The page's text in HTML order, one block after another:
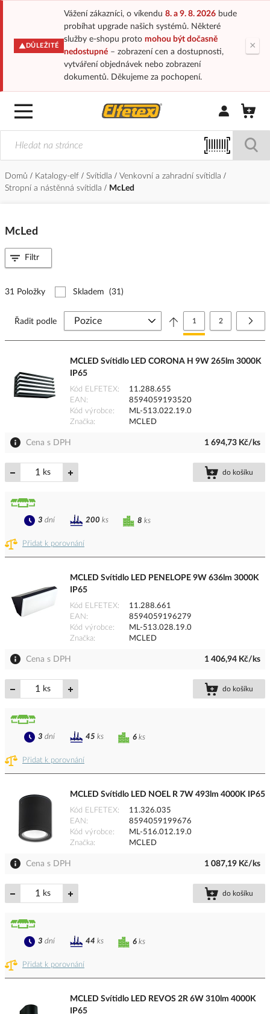
DŮLEŽITÉ
Vážení zákazníci, o víkendu 8. a 9. 8. 2026bude
probíhat upgrade našich systémů. Některé
služby e-shopu proto mohou být dočasně
nedostupné– zobrazení cen a dostupnosti,
vytváření objednávek nebo zobrazení
dokumentů. Děkujeme za pochopení.
×
Přihlásit/
Domů Katalogy-elf Svítidla
Venkovní a zahradní svítidla
Stropní a nástěnná svítidla
McLed
McLed
31 Položky Skladem (31)
Stránka
Právě si prohlížíte
1 Stránka
2
Řadit podle
MCLED Svítidlo LED CORONA H 9W 265lm 3000K
IP65
Kód ELFETEX
11.288.655
EAN
8594059193520
Kód výrobce
ML-513.022.19.0
Značka
MCLED
Cena s DPH 1 694,73 Kč/ks
ks do košíku
Přidat k porovnání
8 ks
3 dní 200 ks
MCLED Svítidlo LED PENELOPE 9W 636lm 3000K
IP65
Kód ELFETEX
11.288.661
EAN
8594059196279
Kód výrobce
ML-513.028.19.0
Značka
MCLED
Cena s DPH 1 406,94 Kč/ks
ks do košíku
Přidat k porovnání
6 ks
3 dní 45 ks
MCLED Svítidlo LED NOEL R 7W 493lm 4000K IP65
Kód ELFETEX
11.326.035
EAN
8594059199676
Kód výrobce
ML-516.012.19.0
Značka
MCLED
Cena s DPH 1 087,19 Kč/ks
ks do košíku
Přidat k porovnání
6 ks
3 dní 44 ks
MCLED Svítidlo LED REVOS 2R 6W 310lm 4000K
IP65
Filtr